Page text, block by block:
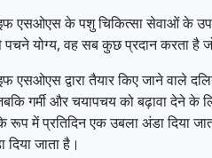
एसओएस के पशु चिकित्सा सेवाओं के उप
योग्य, वह सब कुछ प्रदान करता है
एसओएस द्वारा तैयार किए जाने वाले
गर्मी और चयापचय को बढ़ावा देने के
रूप में प्रतिदिन एक उबला अंडा दिया
जाता है।